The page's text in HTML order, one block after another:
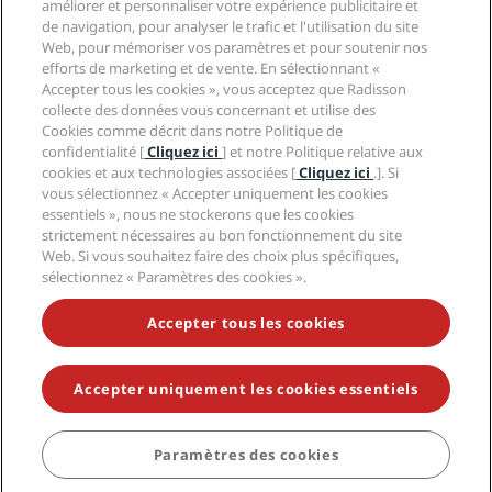
Santé et sécurité
Carrières PPHE
Carrières EHL
The Club by RHG
Opportunités de développement
Entreprise responsable
Approvisionnement
Mentions légales
Conditions générales Radisson Rewards
Contrat d’utilisation du site
Accessibilité numérique
Déclaration sur l’esclavage moderne
Avis aux consommateurs
Contact
FAQ
Plan du site
Médias sociaux
Marques Radisson Hotels
NE MANQUEZ AUCUNE DE NOS OFFRES LES PLUS
POPULAIRES
© 2026 Radisson Hotel Group.Tous droits réservés. RHG Radisson
Hotel Group, Radisson, Radisson RED, Radisson Blu, Radisson Collection,
Radisson Individuals, Park Plaza, Park Inn, Country Inn & Suites, Prize by
Radisson, Radisson Rewards, et Radisson Meetings sont des marques
déposées de Radisson Hotel Group.
améliorer et personnaliser votre expérience publicitaire et
de navigation, pour analyser le trafic et l'utilisation du site
Web, pour mémoriser vos paramètres et pour soutenir nos
efforts de marketing et de vente. En sélectionnant «
Accepter tous les cookies », vous acceptez que Radisson
collecte des données vous concernant et utilise des
Cookies comme décrit dans notre Politique de
confidentialité [Cliquez ici] et notre Politique relative aux
cookies et aux technologies associées [Cliquez ici .]. Si
vous sélectionnez « Accepter uniquement les cookies
essentiels », nous ne stockerons que les cookies
strictement nécessaires au bon fonctionnement du site
Web. Si vous souhaitez faire des choix plus spécifiques,
sélectionnez « Paramètres des cookies ».
Accepter tous les cookies
Accepter uniquement les cookies essentiels
Paramètres des cookies